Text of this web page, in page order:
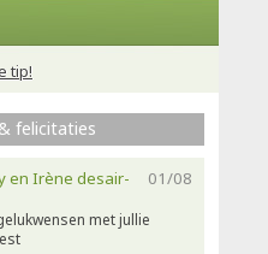
tip!
felicitaties
01/08
en Irène desair-
met jullie